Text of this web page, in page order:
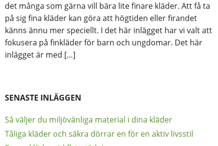
det många som gärna vill bära lite finare kläder. Att få ta
på sig fina kläder kan göra att högtiden eller firandet
känns ännu mer speciellt. I det här inlägget har vi valt att
fokusera på finkläder för barn och ungdomar. Det här
inlägget är med […]
SENASTE INLÄGGEN
Så väljer du miljövänliga material i dina kläder
Tåliga kläder och säkra dörrar en för en aktiv livsstil